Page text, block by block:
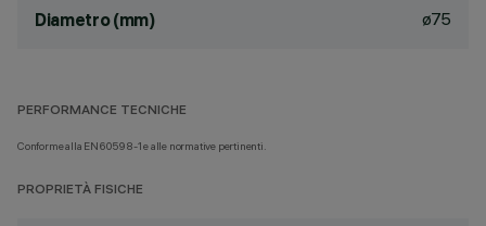
Diametro (mm) ø75
PERFORMANCE TECNICHE
Conforme alla EN60598-1 e alle normative pertinenti.
PROPRIETÀ FISICHE